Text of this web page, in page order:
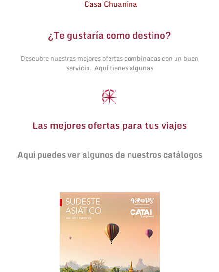
Casa Chuanina
¿Te gustaría como destino?
Descubre nuestras mejores ofertas combinadas con un buen
servicio. Aquí tienes algunas
Las mejores ofertas para tus viajes
Aquí puedes ver algunos de nuestros catálogos